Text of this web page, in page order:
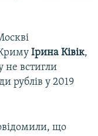
Криму Ірина Ківік,
не встигли
рублів у 2019
що